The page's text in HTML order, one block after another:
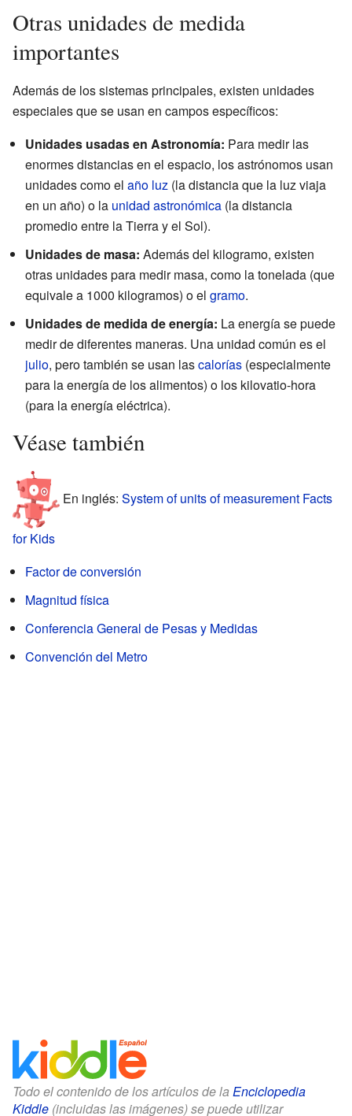
Otras unidades de medida
importantes
Además de los sistemas principales, existen unidades
especiales que se usan en campos específicos:
Unidades usadas en Astronomía: Para medir las
enormes distancias en el espacio, los astrónomos usan
unidades como el año luz (la distancia que la luz viaja
en un año) o la unidad astronómica (la distancia
promedio entre la Tierra y el Sol).
Unidades de masa: Además del kilogramo, existen
otras unidades para medir masa, como la tonelada (que
equivale a 1000 kilogramos) o el gramo.
Unidades de medida de energía: La energía se puede
medir de diferentes maneras. Una unidad común es el
julio, pero también se usan lascalorías (especialmente
para la energía de los alimentos) o los kilovatio-hora
(para la energía eléctrica).
Véase también
En inglés: System of units of measurement Facts
for Kids
Factor de conversión
Magnitud física
Conferencia General de Pesas y Medidas
Convención del Metro
Todo el contenido de los artículos de la Enciclopedia
Kiddle (incluidas las imágenes) se puede utilizar